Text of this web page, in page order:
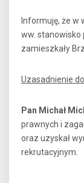
Informuję, że w
ww. stanowisko
zamieszkały
Uzasadnienie
Pan Michał
prawnych i
oraz uzyskał
rekrutacyjnym.